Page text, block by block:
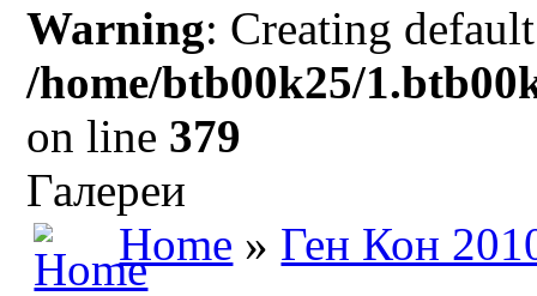
Warning: Creating
/home/btb00k25/
on line 379
Галереи
Home » Ген Кон